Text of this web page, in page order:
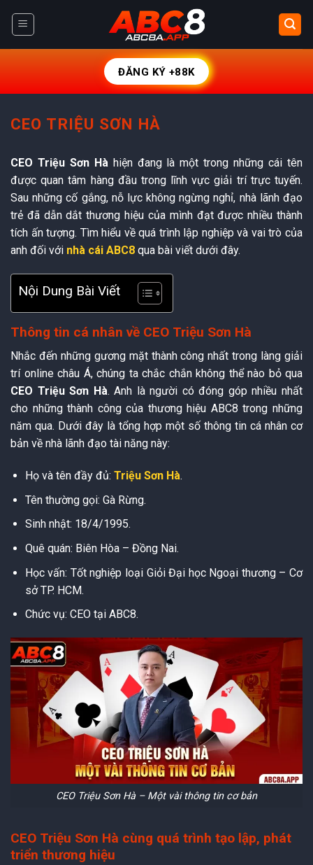
ĐĂNG KÝ +88K
CEO TRIỆU SƠN HÀ
CEO Triệu Sơn Hà hiện đang là một trong những cái tên
được quan tâm hàng đầu trong lĩnh vực giải trí trực tuyến.
Sau những cố gắng, nỗ lực không ngừng nghỉ, nhà lãnh đạo
trẻ đã dẫn dắt thương hiệu của mình đạt được nhiều thành
tích ấn tượng. Tìm hiểu về quá trình lập nghiệp và vai trò của
anh đối với nhà cái ABC8 qua bài viết dưới đây.
Nội Dung Bài Viết
Thông tin cá nhân về CEO Triệu Sơn Hà
Nhắc đến những gương mặt thành công nhất trong làng giải
trí online châu Á, chúng ta chắc chắn không thể nào bỏ qua
CEO Triệu Sơn Hà. Anh là người có đóng góp nhiều nhất
cho những thành công của thương hiệu ABC8 trong những
năm qua. Dưới đây là tổng hợp một số thông tin cá nhân cơ
bản về nhà lãnh đạo tài năng này:
Họ và tên đầy đủ: Triệu Sơn Hà.
Tên thường gọi: Gà Rừng.
Sinh nhật: 18/4/1995.
Quê quán: Biên Hòa – Đồng Nai.
Học vấn: Tốt nghiệp loại Giỏi Đại học Ngoại thương – Cơ
sở TP. HCM.
Chức vụ: CEO tại ABC8.
CEO Triệu Sơn Hà – Một vài thông tin cơ bản
CEO Triệu Sơn Hà cùng quá trình tạo lập, phát
triển thương hiệu